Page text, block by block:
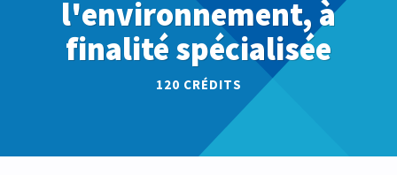
l'environnement, à
finalité spécialisée
120 CRÉDITS